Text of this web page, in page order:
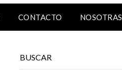
CONTACTO NOSOTRAS
BUSCAR